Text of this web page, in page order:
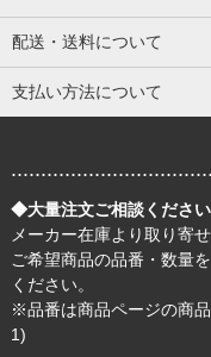
配送・送料について
支払い方法について
◆大量注文ご相談くださ
メーカー在庫より取り寄
ご希望商品の品番・数量
ください。
※品番は商品ページの商
1)